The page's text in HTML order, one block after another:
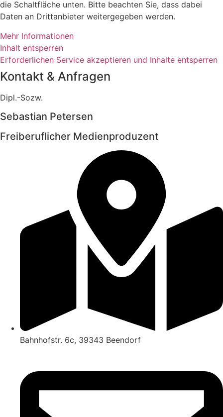
die Schaltfläche unten. Bitte beachten Sie, dass dabei
Daten an Drittanbieter weitergegeben werden.
Mehr Informationen
Inhalt entsperren
Erforderlichen Service akzeptieren und Inhalte entsperren
Kontakt & Anfragen
Dipl.-Sozw.
Sebastian Petersen
Freiberuflicher Medienproduzent
Bahnhofstr. 6c, 39343 Beendorf